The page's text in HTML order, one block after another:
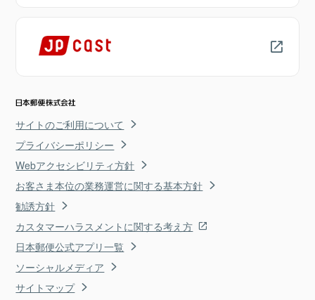
サイトのご利用について
プライバシーポリシー
Webアクセシビリティ方針
お客さま本位の業務運営に関する基本方針
勧誘方針
カスタマーハラスメントに関する考え方
日本郵便公式アプリ一覧
ソーシャルメディア
サイトマップ